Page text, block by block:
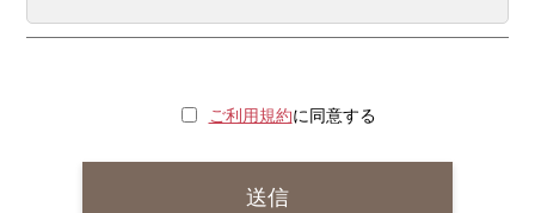
ご利用規約に同意する